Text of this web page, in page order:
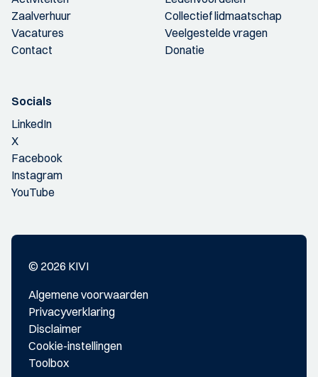
Zaalverhuur
Vacatures
Contact
Collectief lidmaatschap
Veelgestelde vragen
Donatie
Socials
LinkedIn
X
Facebook
Instagram
YouTube
© 2026 KIVI
Algemene voorwaarden
Privacyverklaring
Disclaimer
Cookie-instellingen
Toolbox